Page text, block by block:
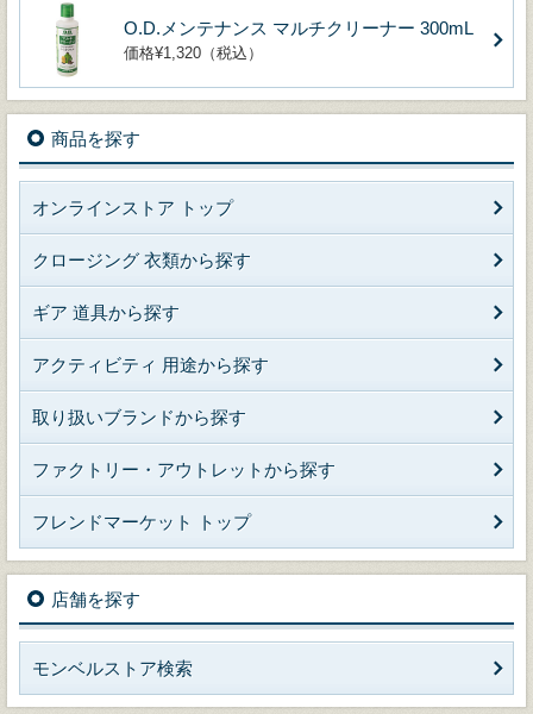
O.D.メンテナンス マルチクリーナー 300mL
価格¥1,320（税込）
商品を探す
オンラインストア トップ
クロージング 衣類から探す
ギア 道具から探す
アクティビティ 用途から探す
取り扱いブランドから探す
ファクトリー・アウトレットから探す
フレンドマーケット トップ
店舗を探す
モンベルストア検索